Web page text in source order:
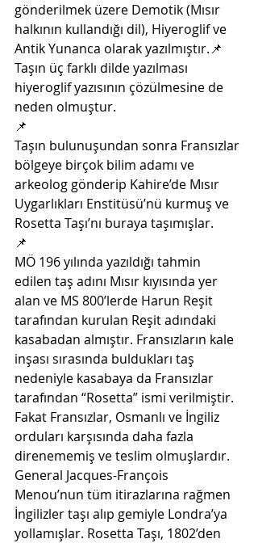
gönderilmek üzere Demotik (Mısır
halkının kullandığı dil), Hiyeroglif ve
Antik Yunanca olarak yazılmıştır.📌
Taşın üç farklı dilde yazılması
hiyeroglif yazısının çözülmesine de
neden olmuştur.
📌
Taşın bulunuşundan sonra Fransızlar
bölgeye birçok bilim adamı ve
arkeolog gönderip Kahire’de Mısır
Uygarlıkları Enstitüsü’nü kurmuş ve
Rosetta Taşı’nı buraya taşımışlar.
📌
MÖ 196 yılında yazıldığı tahmin
edilen taş adını Mısır kıyısında yer
alan ve MS 800’lerde Harun Reşit
tarafından kurulan Reşit adındaki
kasabadan almıştır. Fransızların kale
inşası sırasında buldukları taş
nedeniyle kasabaya da Fransızlar
tarafından “Rosetta” ismi verilmiştir.
Fakat Fransızlar, Osmanlı ve İngiliz
orduları karşısında daha fazla
direnememiş ve teslim olmuşlardır.
General Jacques-François
Menou’nun tüm itirazlarına rağmen
İngilizler taşı alıp gemiyle Londra’ya
yollamışlar. Rosetta Taşı, 1802’den